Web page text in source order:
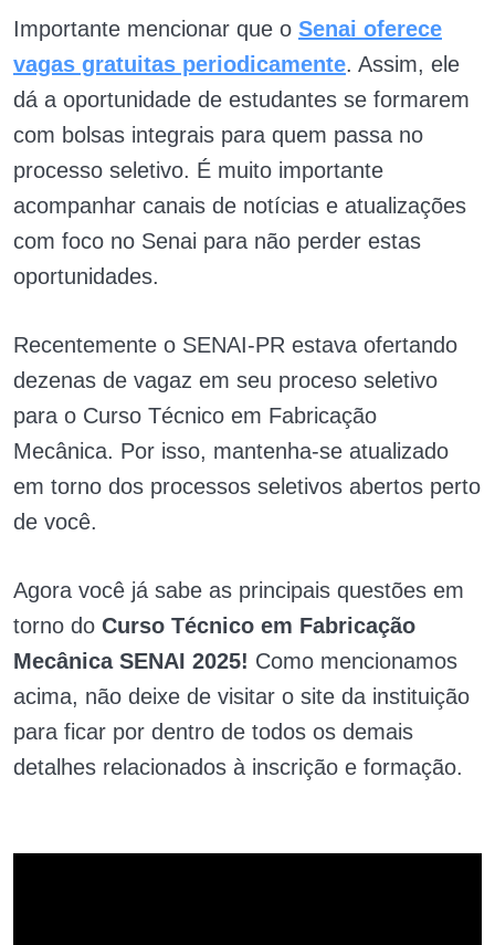
Importante mencionar que o Senai oferece
vagas gratuitas periodicamente. Assim, ele
dá a oportunidade de estudantes se formarem
com bolsas integrais para quem passa no
processo seletivo. É muito importante
acompanhar canais de notícias e atualizações
com foco no Senai para não perder estas
oportunidades.
Recentemente o SENAI-PR estava ofertando
dezenas de vagaz em seu proceso seletivo
para o Curso Técnico em Fabricação
Mecânica. Por isso, mantenha-se atualizado
em torno dos processos seletivos abertos perto
de você.
Agora você já sabe as principais questões em
torno do Curso Técnico em Fabricação
Mecânica SENAI 2025! Como mencionamos
acima, não deixe de visitar o site da instituição
para ficar por dentro de todos os demais
detalhes relacionados à inscrição e formação.